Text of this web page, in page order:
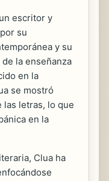
escritor y
su
y su
la enseñanza
en la
se mostró
las letras, lo que
en la
Clua ha